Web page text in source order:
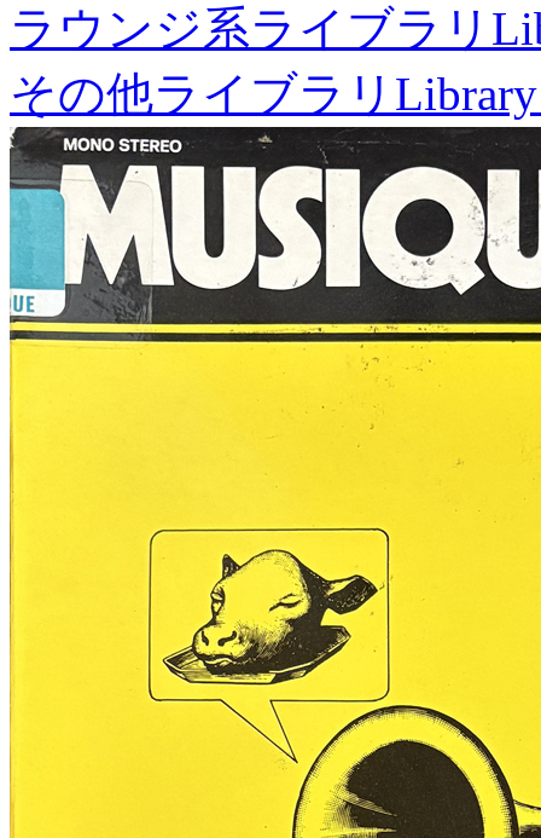
ラウンジ系ライブラリ
その他ライブラリ